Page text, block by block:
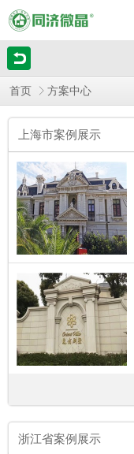
首页 方案中心
上海市案例展示
浙江省案例展示